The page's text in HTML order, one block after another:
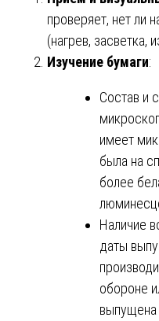
проверяет, нет ли
(нагрев, засветка,
Изучение бумаги:
Состав и
имеет
была на
более
Наличие
даты
обороне
выпущена